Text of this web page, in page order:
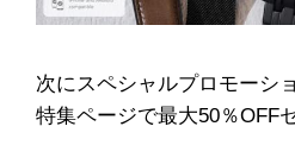
次にスペシャルプロモーシ
特集ページで最大50％OFF